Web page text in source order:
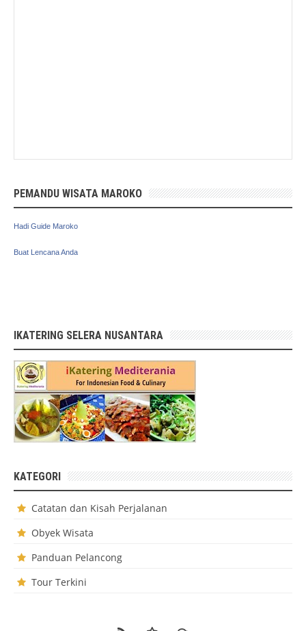
PEMANDU WISATA MAROKO
Hadi Guide Maroko
Buat Lencana Anda
IKATERING SELERA NUSANTARA
KATEGORI
Catatan dan Kisah Perjalanan
Obyek Wisata
Panduan Pelancong
Tour Terkini